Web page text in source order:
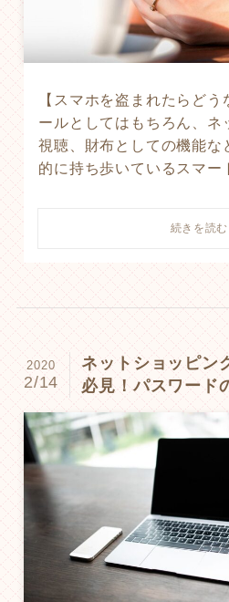
【スマホを盗まれたらど
ールとしてはもちろん、ネ
視聴、財布としての機能な
的に持ち歩いているスマー
ネットショッピン
必見！パスワード
2020
2/14